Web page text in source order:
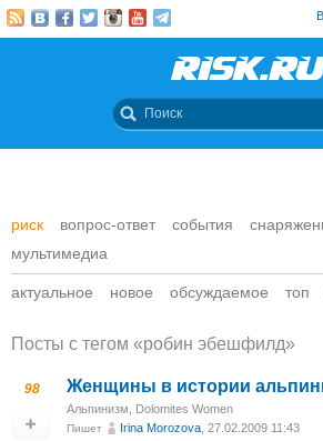
риск вопрос-ответ события
мультимедиа
актуальное новое обсуждаемое топ
Посты c тегом «робин эбешфилд»
98 Женщины в истории
Альпинизм Dolomites Women
Пишет Irina Morozova , 27.02.2009 11:43